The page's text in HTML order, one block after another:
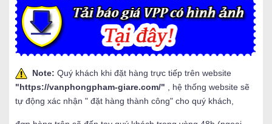
Note: Quý khách khi đặt hàng trực tiếp trên website
"https://vanphongpham-giare.com/"
, hệ thống website sẽ
tự động xác nhận " đặt hàng thành công" cho quý khách,